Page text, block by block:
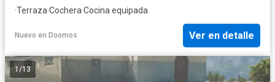
·Terraza·Cochera·Cocina equipada
Nuevo en Doomos Ver en detalle
1 /13